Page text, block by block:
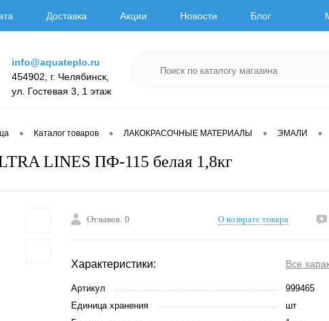
Доставка Акции Новости Блог
info@aquateplo.ru
454902, г. Челябинск,
ул. Гостевая 3, 1 этаж
• Каталог товаров • ЛАКОКРАСОЧНЫЕ МАТЕРИАЛЫ • ЭМАЛИ •
LINES ПФ-115 белая 1,8кг
Отзывов: 0 О возврате товара
Характеристики: Все
Артикул
999465
Единица хранения
шт